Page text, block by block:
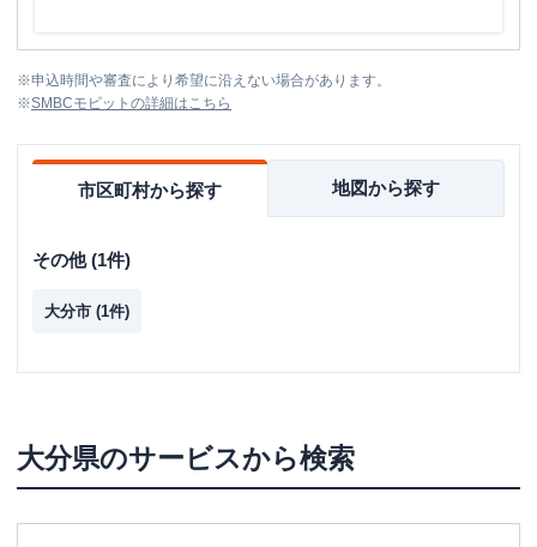
※申込時間や審査により希望に沿えない場合があります。
※SMBCモビット の詳細はこちら
市区町村から探す 地図から探す
その他(1件)
大分市 (1件)
大分県のサービスから検索